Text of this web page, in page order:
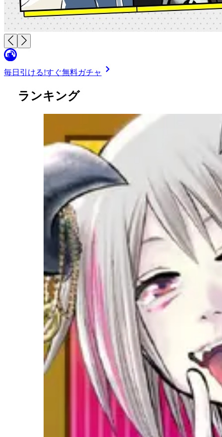
毎日引ける!すぐ無料ガチャ
ランキング